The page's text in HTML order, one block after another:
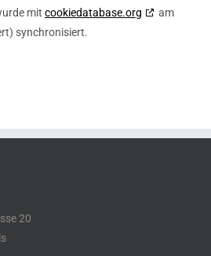
mit cookiedatabase.org
am
synchronisiert.
20